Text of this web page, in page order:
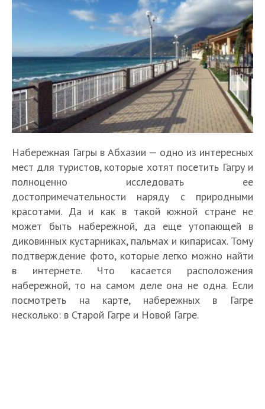
Набережная Гагры в Абхазии — одно из интересных
мест для туристов, которые хотят посетить Гагру и
полноценно исследовать ее
достопримечательности наряду с природными
красотами. Да и как в такой южной стране не
может быть набережной, да еще утопающей в
диковинных кустарниках, пальмах и кипарисах. Тому
подтверждение фото, которые легко можно найти
в интернете. Что касается расположения
набережной, то на самом деле она не одна. Если
посмотреть на карте, набережных в Гагре
несколько: в Старой Гагре и Новой Гагре.